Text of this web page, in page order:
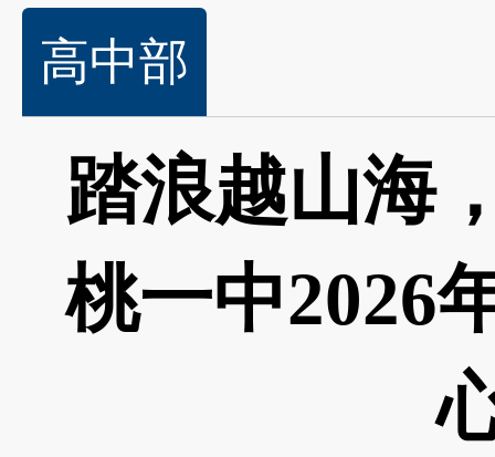
高中部
踏浪越山海
桃一中2026